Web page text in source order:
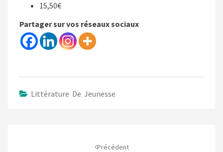
15,50€
Partager sur vos réseaux sociaux
Littérature De Jeunesse
Précédent